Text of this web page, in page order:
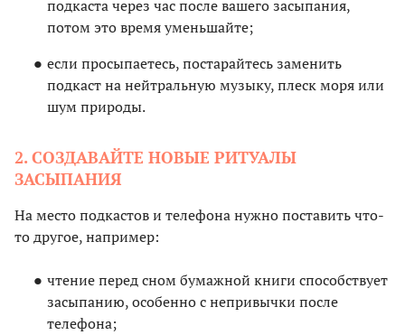
подкаста через час после вашего засыпания,
потом это время уменьшайте;
если просыпаетесь, постарайтесь заменить
подкаст на нейтральную музыку, плеск моря или
шум природы.
2. СОЗДАВАЙТЕ НОВЫЕ РИТУАЛЫ
ЗАСЫПАНИЯ
На место подкастов и телефона нужно поставить что-
то другое, например:
чтение перед сном бумажной книги способствует
засыпанию, особенно с непривычки после
телефона;